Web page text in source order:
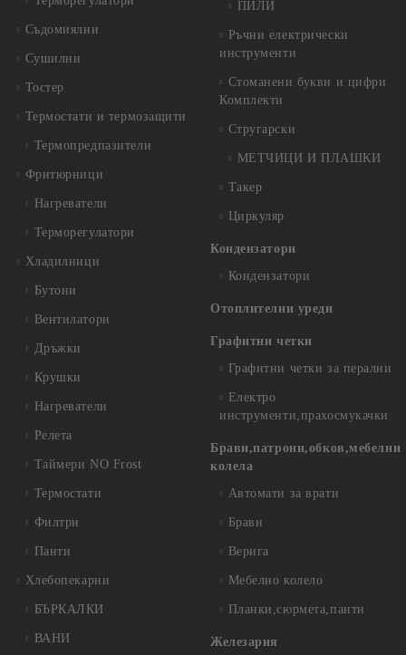
Съдомиялни
Сушилни
Тостер
Термостати и термозащити
Термопредпазители
Фритюрници
Нагреватели
Терморегулатори
Хладилници
Бутони
Вентилатори
Дръжки
Крушки
Нагреватели
Релета
Таймери NO Frost
Термостати
Филтри
Панти
Хлебопекарни
БЪРКАЛКИ
ВАНИ
ПИЛИ
Ръчни електрически
инструменти
Стоманени букви и цифри
Комплекти
Стругарски
МЕТЧИЦИ И ПЛАШКИ
Такер
Циркуляр
Кондензатори
Кондензатори
Отоплителни уреди
Графитни четки
Графитни четки за перални
Електро
инструменти,прахосмукачки
Брави,патрони,обков,мебелни
колела
Автомати за врати
Брави
Верига
Мебелно колело
Планки,сюрмета,панти
Железария